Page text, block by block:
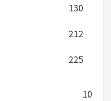
130
212
225
10